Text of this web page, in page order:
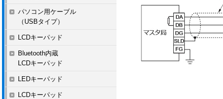
パソコン用ケーブル
（USBタイプ）
LCDキーパッド
Bluetooth内蔵
LCDキーパッド
LEDキーパッド
LCDキーパッド